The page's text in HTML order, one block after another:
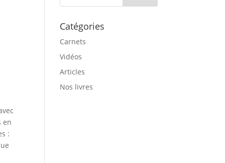
en
:
Catégories
Carnets
Vidéos
Articles
Nos livres